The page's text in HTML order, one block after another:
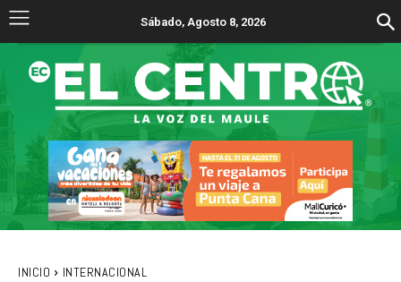
Sábado, Agosto 8, 2026
INICIO INTERNACIONAL